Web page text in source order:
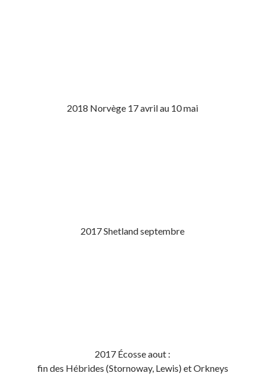
2018 Norvège 17 avril au 10 mai
2017 Shetland septembre
2017 Écosse aout :
fin des Hébrides (Stornoway, Lewis) et Orkneys